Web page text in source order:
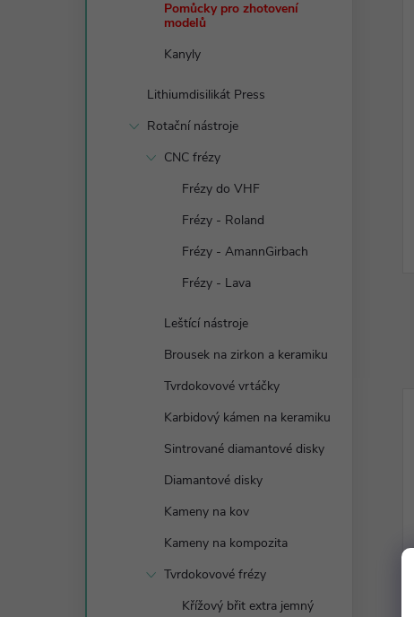
Pomůcky pro zhotovení
modelů
Kanyly
Lithiumdisilikát Press
Rotační nástroje
CNC frézy
Frézy do VHF
Frézy - Roland
Frézy - AmannGirbach
Frézy - Lava
Leštící nástroje
Brousek na zirkon a keramiku
Tvrdokovové vrtáčky
Karbidový kámen na keramiku
Sintrované diamantové disky
Diamantové disky
Kameny na kov
Kameny na kompozita
Tvrdokovové frézy
Křížový břit extra jemný